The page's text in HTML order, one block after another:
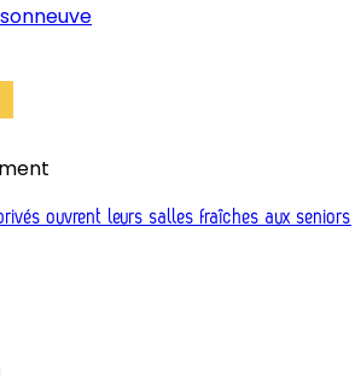
ouvrent leurs salles fraîches aux seniors